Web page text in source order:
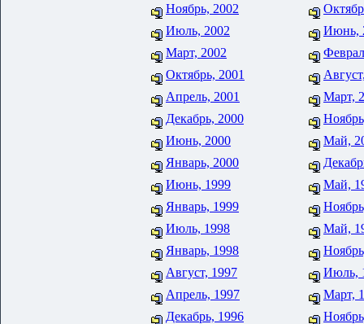
Ноябрь, 2002
Июль, 2002
Июнь,
Март, 2002
Октябрь, 2001
Апрель, 2001
Март,
Декабрь, 2000
Июнь, 2000
Май,
Январь, 2000
Июнь, 1999
Май,
Январь, 1999
Июль, 1998
Май,
Январь, 1998
Август, 1997
Июль,
Апрель, 1997
Март,
Декабрь, 1996